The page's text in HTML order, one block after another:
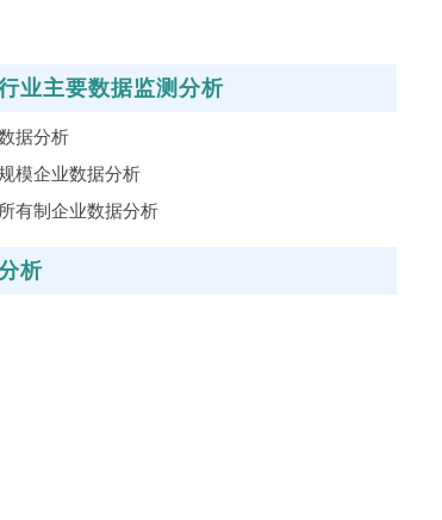
业主要数据监测分析
据分析
模企业数据分析
有制企业数据分析
析